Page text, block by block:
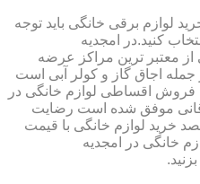
لوازم برقی خانگی باید توجه
کنید.در امجدیه
از معتبر ترین مراکز عرضه
جمله اجاق گاز و کولر آبی است
اقساطی لوازم خانگی در
موفق شده است رضایت
خرید لوازم خانگی با قیمت
خانگی در امجدیه